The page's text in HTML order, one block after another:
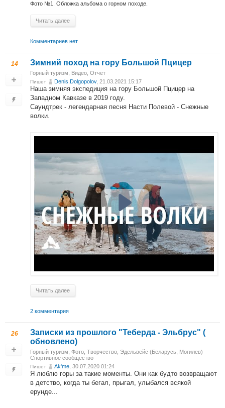
Фото №1. Обложка альбома о горном походе.
Читать далее
Комментариев нет
14 Зимний поход на гору Большой Пцицер
Горный туризм Видео Отчет
Пишет Denis.Dolgopolov, 21.03.2021 15:17
Наша зимняя экспедиция на гору Большой Пцицер на
Западном Кавказе в 2019 году.
Саундтрек - легендарная песня Насти Полевой - Снежные
волки.
Читать далее
2 комментария
26
Записки из прошлого "Теберда - Эльбрус" (
обновлено)
Горный туризм Фото Творчество Эдельвейс (Беларусь, Могилев)
Спортивное сообщество
Пишет Ak'me , 30.07.2020 01:24
Я люблю горы за такие моменты. Они как будто возвращают
в детство, когда ты бегал, прыгал, улыбался всякой
ерунде...